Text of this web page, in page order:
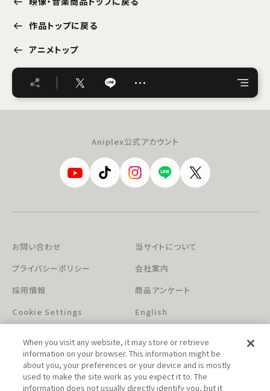
作品トップに戻る
アニメトップ
…
Aniplex公式アカウント
お問い合わせ
当サイトについて
プライバシーポリシー
会社案内
採用情報
商品アンケート
Cookie Settings
English
When you visit any website, it may store or retrieve
information on your browser. This information might be
about you, your preferences or your device and is mostly
used to make the site work as you expect it to. The
information does not usually directly identify you, but it